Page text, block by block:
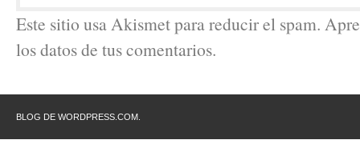
Este sitio usa Akismet para reducir el spam.
los datos de tus comentarios.
BLOG DE WORDPRESS.COM.